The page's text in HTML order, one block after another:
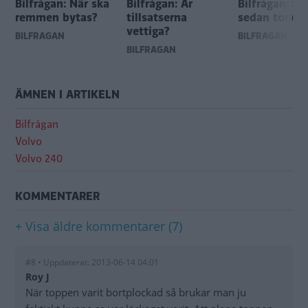
Bilfrågan: När ska
remmen bytas?
BILFRÅGAN
Bilfrågan: Är
tillsatserna
vettiga?
BILFRÅGAN
Bilfrågan:
sedan torka?
BILFRÅGAN
ÄMNEN I ARTIKELN
Bilfrågan
Volvo
Volvo 240
KOMMENTARER
+ Visa äldre kommentarer (7)
#8 • Uppdaterat: 2013-06-14 04:01
Roy J
När toppen varit bortplockad så brukar man ju